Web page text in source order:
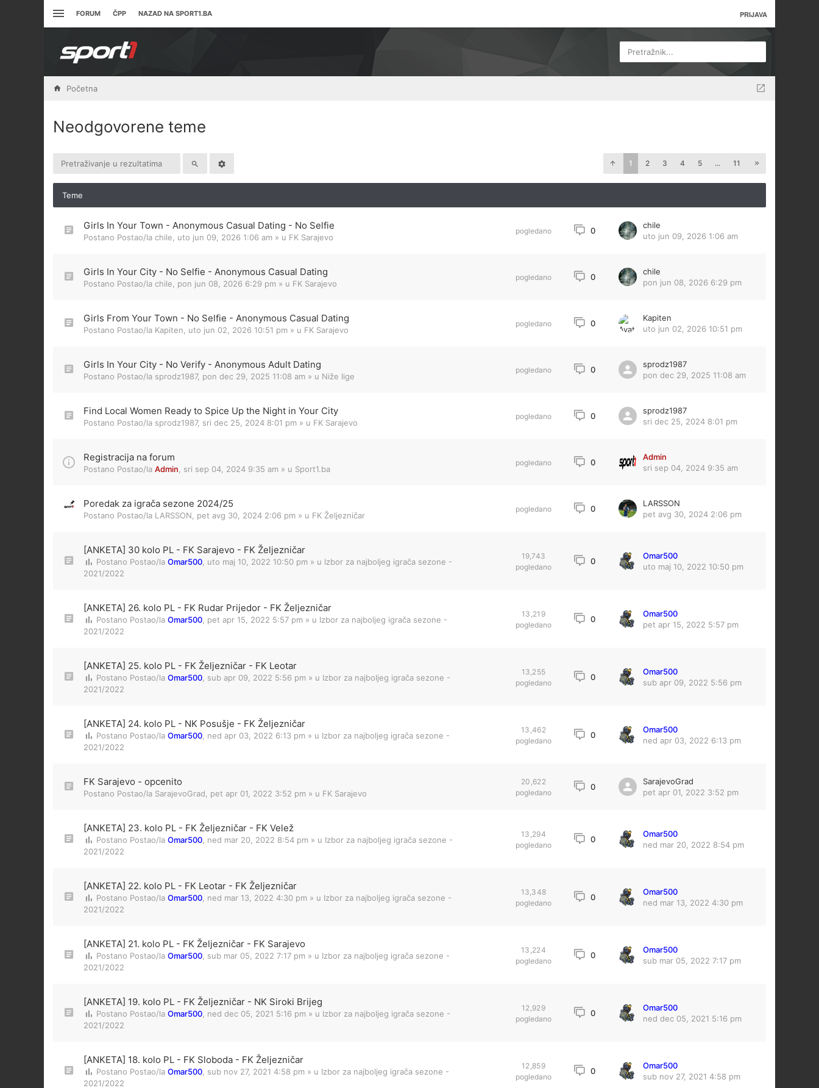
FORUM ČPP NAZAD NA SPORT1.BA PRIJAVA
Pretražnik...
Početna
Neodgovorene teme
1 2 3 4 5 ... 11
Teme
Girls In Your Town - Anonymous Casual Dating - No Selfie
Postano Postao/la chile uto jun 09, 2026 1:06 am » u FK Sarajevo
pogledano 0
chile
uto jun 09, 2026 1:06 am
Girls In Your City - No Selfie - Anonymous Casual Dating
Postano Postao/la chile pon jun 08, 2026 6:29 pm » u FK Sarajevo
pogledano 0
chile
pon jun 08, 2026 6:29 pm
Girls From Your Town - No Selfie - Anonymous Casual Dating
Postano Postao/la Kapiten uto jun 02, 2026 10:51 pm » u FK Sarajevo
pogledano 0
Kapiten
uto jun 02, 2026 10:51 pm
Girls In Your City - No Verify - Anonymous Adult Dating
Postano Postao/la sprodz1987, pon dec 29, 2025 11:08 am » u Niže lige
pogledano 0
sprodz1987
pon dec 29, 2025 11:08 am
Find Local Women Ready to Spice Up the Night in Your City
Postano Postao/la sprodz1987, sri dec 25, 2024 8:01 pm » u FK Sarajevo
pogledano 0
sprodz1987
sri dec 25, 2024 8:01 pm
Registracija na forum
Postano Postao/la Admin sri sep 04, 2024 9:35 am » u Sport1.ba
pogledano 0
Admin
sri sep 04, 2024 9:35 am
Poredak za igrača sezone 2024/25
Postano Postao/la LARSSON pet avg 30, 2024 2:06 pm » u FK Željezničar
pogledano 0
LARSSON
pet avg 30, 2024 2:06 pm
[ANKETA] 30 kolo PL - FK Sarajevo - FK Željezničar
Postano Postao/la Omar500 uto maj 10, 2022 10:50 pm » u Izbor za najboljeg igrača sezone -
2021/2022
19,743
pogledano
0
Omar500
uto maj 10, 2022 10:50 pm
[ANKETA] 26. kolo PL - FK Rudar Prijedor - FK Željezničar
Postano Postao/la Omar500 pet apr 15, 2022 5:57 pm » u Izbor za najboljeg igrača sezone -
2021/2022
13,219
pogledano
0
Omar500
pet apr 15, 2022 5:57 pm
[ANKETA] 25. kolo PL - FK Željezničar - FK Leotar
Postano Postao/la Omar500 sub apr 09, 2022 5:56 pm » u Izbor za najboljeg igrača sezone -
2021/2022
13,255
pogledano
0
Omar500
sub apr 09, 2022 5:56 pm
[ANKETA] 24. kolo PL - NK Posušje - FK Željezničar
Postano Postao/la Omar500 ned apr 03, 2022 6:13 pm » u Izbor za najboljeg igrača sezone -
2021/2022
13,462
pogledano
0
Omar500
ned apr 03, 2022 6:13 pm
FK Sarajevo - opcenito
Postano Postao/la SarajevoGrad pet apr 01, 2022 3:52 pm » u FK Sarajevo
20,622
pogledano
0
SarajevoGrad
pet apr 01, 2022 3:52 pm
[ANKETA] 23. kolo PL - FK Željezničar - FK Velež
Postano Postao/la Omar500 ned mar 20, 2022 8:54 pm » u Izbor za najboljeg igrača sezone -
2021/2022
13,294
pogledano
0
Omar500
ned mar 20, 2022 8:54 pm
[ANKETA] 22. kolo PL - FK Leotar - FK Željezničar
Postano Postao/la Omar500 ned mar 13, 2022 4:30 pm » u Izbor za najboljeg igrača sezone -
2021/2022
13,348
pogledano
0
Omar500
ned mar 13, 2022 4:30 pm
[ANKETA] 21. kolo PL - FK Željezničar - FK Sarajevo
Postano Postao/la Omar500 sub mar 05, 2022 7:17 pm » u Izbor za najboljeg igrača sezone -
2021/2022
13,224
pogledano
0
Omar500
sub mar 05, 2022 7:17 pm
[ANKETA] 19. kolo PL - FK Željezničar - NK Siroki Brijeg
Postano Postao/la Omar500 ned dec 05, 2021 5:16 pm » u Izbor za najboljeg igrača sezone -
2021/2022
12,929
pogledano
0
Omar500
ned dec 05, 2021 5:16 pm
[ANKETA] 18. kolo PL - FK Sloboda - FK Željezničar
Postano Postao/la Omar500 sub nov 27, 2021 4:58 pm » u Izbor za najboljeg igrača sezone -
2021/2022
12,859
pogledano
0
Omar500
sub nov 27, 2021 4:58 pm